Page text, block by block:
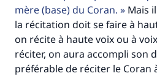
mère (base) du Coran.
Mais
la récitation doit se faire à
on récite à haute voix ou à
réciter, on aura accompli son
préférable de réciter le Coran